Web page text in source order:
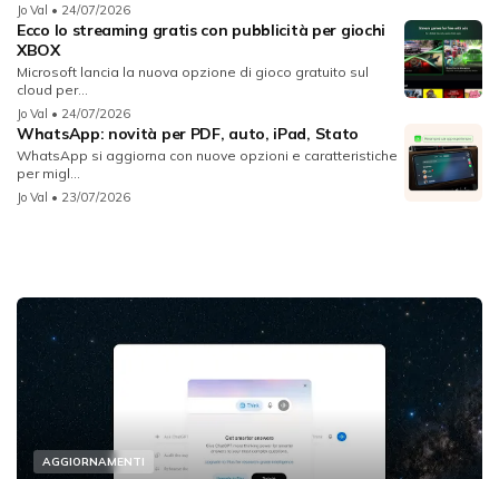
Jo Val • 24/07/2026
Ecco lo streaming gratis con pubblicità per giochi
XBOX
Microsoft lancia la nuova opzione di gioco gratuito sul
cloud per...
Jo Val • 24/07/2026
WhatsApp: novità per PDF, auto, iPad, Stato
WhatsApp si aggiorna con nuove opzioni e caratteristiche
per migl...
Jo Val • 23/07/2026
AGGIORNAMENTI